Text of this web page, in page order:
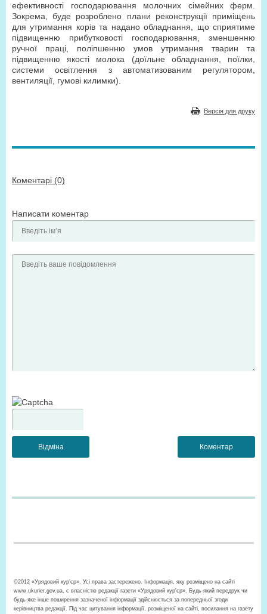
ефективності господарювання молочних сімейних ферм.
Зокрема, буде розроблено плани реконструкції приміщень
для утримання корів та надано обладнання, що сприятиме
підвищенню прибутковості господарювання, зменшенню
ручної праці, поліпшенню умов утримання тварин та
підвищенню якості молока (доїльне обладнання, поїлки,
системи освітлення з автоматизованим регулятором,
вентиляції, гумові килимки).
Версія для друку
Коментарі (0)
Написати коментар
©2012 «Урядовий кур’єр». Усі права застережено. Інформація, яку розміщено на сайті
www.ukurier.gov.ua, є власністю редакції газети «Урядовий кур'єр». Будь-який передрук чи
будь-яке інше поширення зазначеної інформації здійснюється за попередньої згоди
керівництва редакції. Під час цитування інформації, розміщеної на сайті, посилання на газету